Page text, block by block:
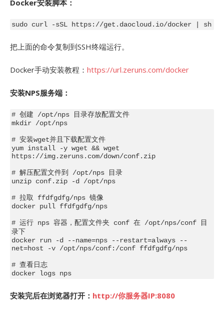
Docker安装脚本：
sudo curl -sSL https://get.daocloud.io/docker | sh
把上面的命令复制到SSH终端运行。
Docker手动安装教程： https://url.zeruns.com/docker
安装NPS服务端：
# 创建 /opt/nps 目录存放配置文件
mkdir /opt/nps
# 安装wget并且下载配置文件
yum install -y wget && wget
https://img.zeruns.com/down/conf.zip
# 解压配置文件到 /opt/nps 目录
unzip conf.zip -d /opt/nps
# 拉取 ffdfgdfg/nps 镜像
docker pull ffdfgdfg/nps
# 运行 nps 容器，配置文件夹 conf 在 /opt/nps/conf 目
录下
docker run -d --name=nps --restart=always --
net=host -v /opt/nps/conf:/conf ffdfgdfg/nps
# 查看日志
docker logs nps
安装完后在浏览器打开： http://你服务器IP:8080